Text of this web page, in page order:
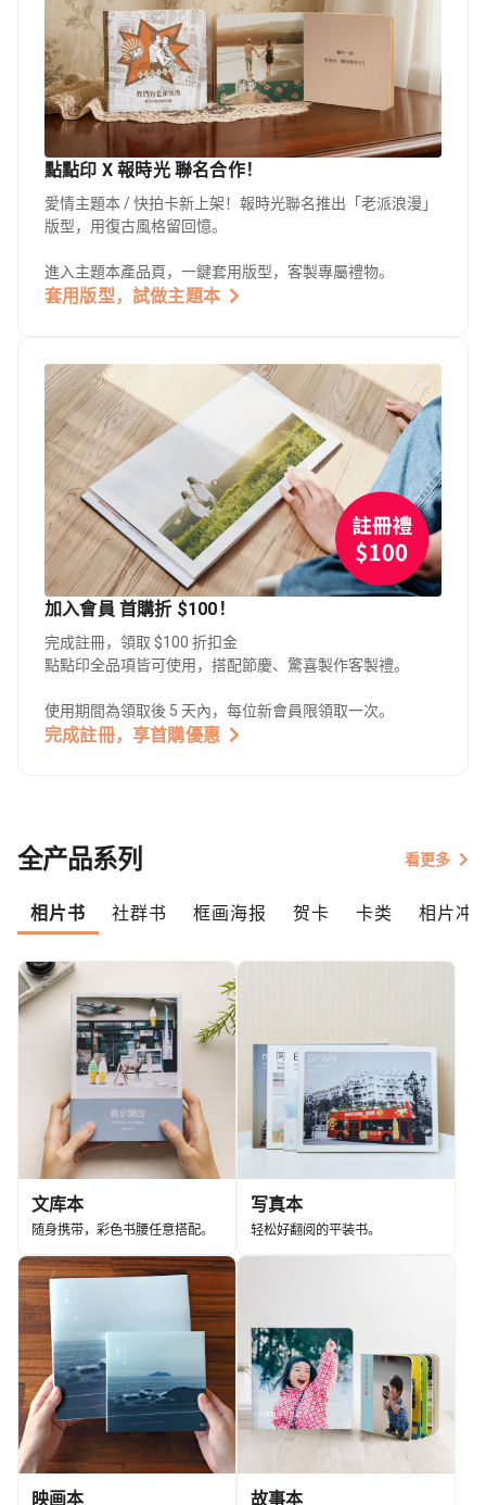
點點印 X 報時光 聯名合作！
愛情主題本 / 快拍卡新上架！報時光聯名推出「老派浪漫」
版型，用復古風格留回憶。
進入主題本產品頁，一鍵套用版型，客製專屬禮物。
套用版型，試做主題本
加入會員 首購折 $100！
完成註冊，領取 $100 折扣金
點點印全品項皆可使用，搭配節慶、驚喜製作客製禮。
使用期間為領取後 5 天內，每位新會員限領取一次。
完成註冊，享首購優惠
全产品系列 看更多
相片书 社群书 框画海报 贺卡 卡类 相片冲
文库本
随身携带，彩色书腰任意搭配。
写真本
轻松好翻阅的平装书。
映画本 故事本